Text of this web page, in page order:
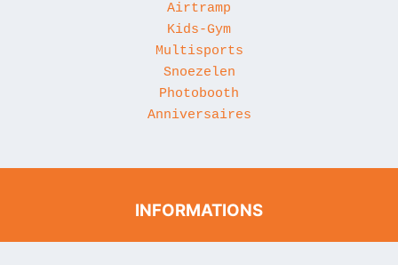
Airtramp
Kids-Gym
Multisports
Snoezelen
Photobooth
Anniversaires
INFORMATIONS